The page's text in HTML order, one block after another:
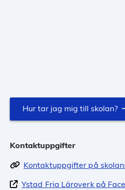
Hur tar jag mig till skolan?
Kontaktuppgifter
Kontaktuppgifter på
Ystad Fria Läroverk på